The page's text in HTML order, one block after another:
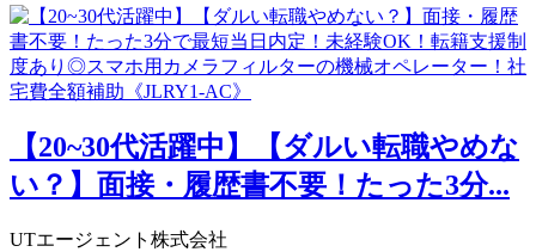
【20~30代活躍中】【ダルい転職やめな
い？】面接・履歴書不要！たった3分...
UTエージェント株式会社